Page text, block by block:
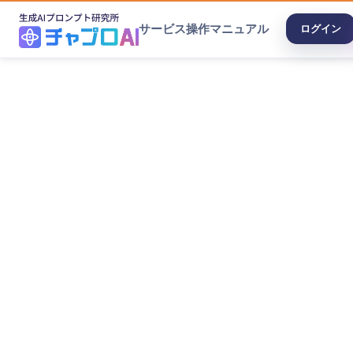
サービス操作マニュアル ログイン